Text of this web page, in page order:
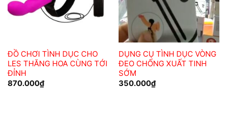
ĐỒ CHƠI TÌNH DỤC CHO
LES THĂNG HOA CÙNG TỚI
ĐỈNH
870.000₫
DỤNG CỤ TÌNH DỤC VÒNG
ĐEO CHỐNG XUẤT TINH
SỚM
350.000₫